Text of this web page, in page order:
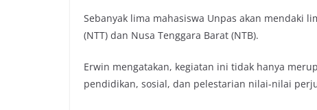
k
p
k
Sebanyak lima mahasiswa Unpas akan mendaki
(NTT) dan Nusa Tenggara Barat (NTB).
Erwin mengatakan, kegiatan ini tidak hanya
pendidikan, sosial, dan pelestarian nilai-nilai